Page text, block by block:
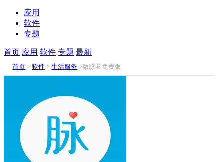
应用
软件
专题
首页 应用 软件 专题 最新
首页 >软件 >生活服务 >微脉圈免费版